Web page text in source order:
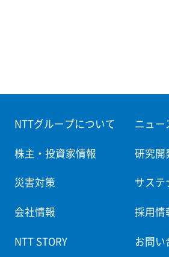
NTTグループについて ニュー
株主・投資家情報 研究開
災害対策 サステ
会社情報 採用情
NTT STORY お問い